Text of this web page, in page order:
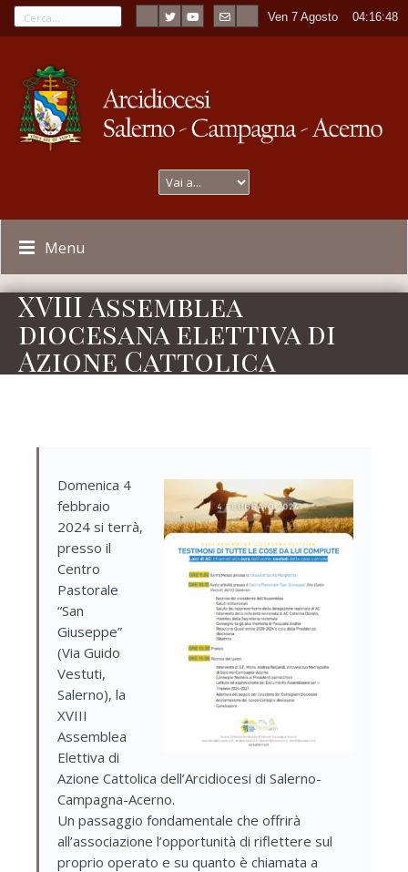
Ven 7 Agosto ----04:16:48
Menu
XVIII Assemblea
diocesana elettiva di
Azione Cattolica
Domenica 4
febbraio
2024 si terrà,
presso il
Centro
Pastorale
“San
Giuseppe”
(Via Guido
Vestuti,
Salerno), la
XVIII
Assemblea
Elettiva di
Azione Cattolica dell’Arcidiocesi di Salerno-
Campagna-Acerno.
Un passaggio fondamentale che offrirà
all’associazione l’opportunità di riflettere sul
proprio operato e su quanto è chiamata a